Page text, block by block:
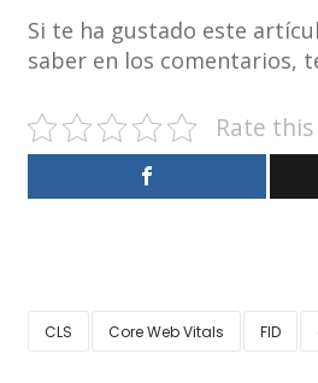
Si te ha gustado este
saber en los comentarios,
Rate
CLS Core Web Vitals FID